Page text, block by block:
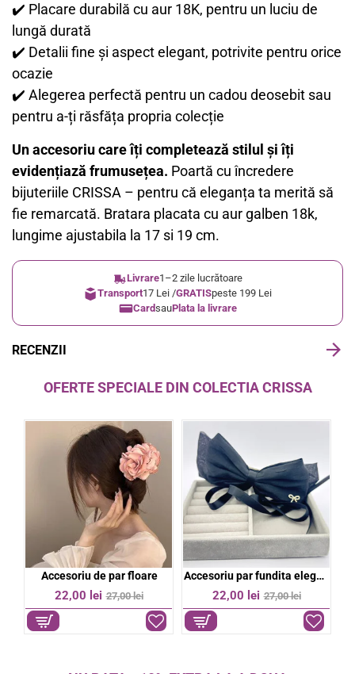
✔️ Placare durabilă cu aur 18K, pentru un luciu de
lungă durată
✔️ Detalii fine și aspect elegant, potrivite pentru orice
ocazie
✔️ Alegerea perfectă pentru un cadou deosebit sau
pentru a-ți răsfăța propria colecție
Un accesoriu care îți completează stilul și îți
evidențiază frumusețea. Poartă cu încredere
bijuteriile CRISSA – pentru că eleganța ta merită să
fie remarcată. Bratara placata cu aur galben 18k,
lungime ajustabila la 17 si 19 cm.
Livrare1–2 zile lucrătoare
Transport17 Lei /GRATISpeste 199 Lei
CardsauPlata la livrare
RECENZII
OFERTE SPECIALE DIN COLECTIA CRISSA
-19%
Accesoriu de par floare
22,00 lei 27,00 lei
-19%Accesoriu par fundita eleganta
22,00 lei 27,00 lei